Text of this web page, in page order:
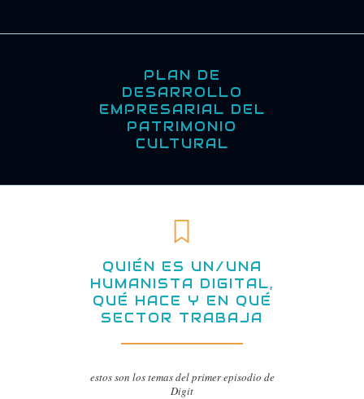
PLAN DE
DESARROLLO
EMPRESARIAL DEL
PATRIMONIO
CULTURAL
QUIÉN ES UN/UNA
HUMANISTA DIGITAL,
QUÉ HACE Y EN QUÉ
SECTOR TRABAJA
estos son los temas del primer episodio de
Digit